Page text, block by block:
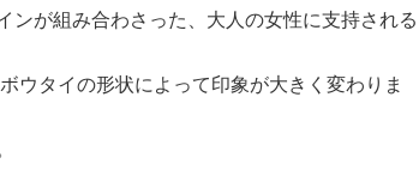
が組み合わさった、大人の女性に支持される
ウタイの形状によって印象が大きく変わりま